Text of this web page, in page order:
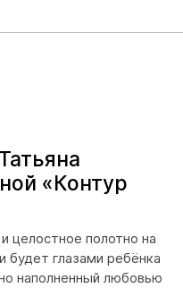
«Контур
целостное полотно на
будет глазами ребёнка
наполненный любовью